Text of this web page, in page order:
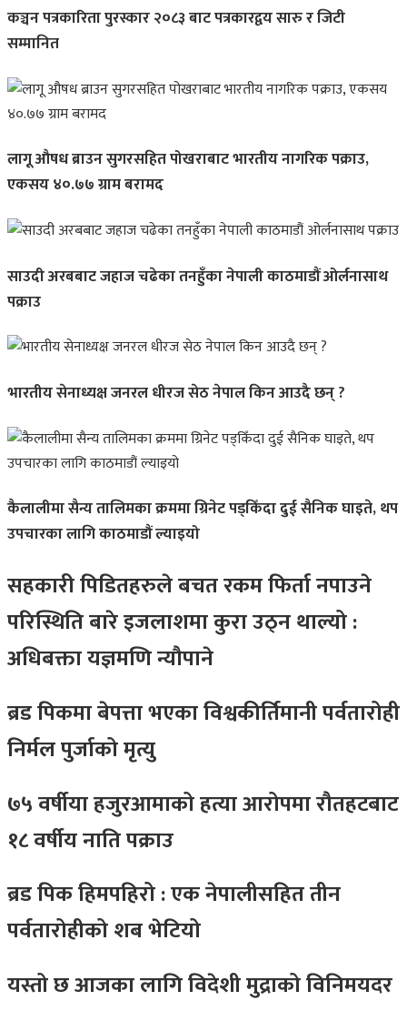
कञ्चन पत्रकारिता पुरस्कार २०८३ बाट पत्रकारद्वय सारु र जिटी
सम्मानित
लागू औषध ब्राउन सुगरसहित पोखराबाट भारतीय नागरिक पक्राउ,
एकसय ४०.७७ ग्राम बरामद
साउदी अरबबाट जहाज चढेका तनहुँका नेपाली काठमाडौं ओर्लनासाथ
पक्राउ
भारतीय सेनाध्यक्ष जनरल धीरज सेठ नेपाल किन आउदै छन् ?
कैलालीमा सैन्य तालिमका क्रममा ग्रिनेट पड्किँदा दुई सैनिक घाइते, थप
उपचारका लागि काठमाडौं ल्याइयो
सहकारी पिडितहरुले बचत रकम फिर्ता नपाउने
परिस्थिति बारे इजलाशमा कुरा उठ्न थाल्यो :
अधिबक्ता यज्ञमणि न्यौपाने
ब्रड पिकमा बेपत्ता भएका विश्वकीर्तिमानी पर्वतारोही
निर्मल पुर्जाको मृत्यु
७५ वर्षीया हजुरआमाको हत्या आरोपमा रौतहटबाट
१८ वर्षीय नाति पक्राउ
ब्रड पिक हिमपहिरो : एक नेपालीसहित तीन
पर्वतारोहीको शब भेटियो
यस्तो छ आजका लागि विदेशी मुद्राको विनिमयदर